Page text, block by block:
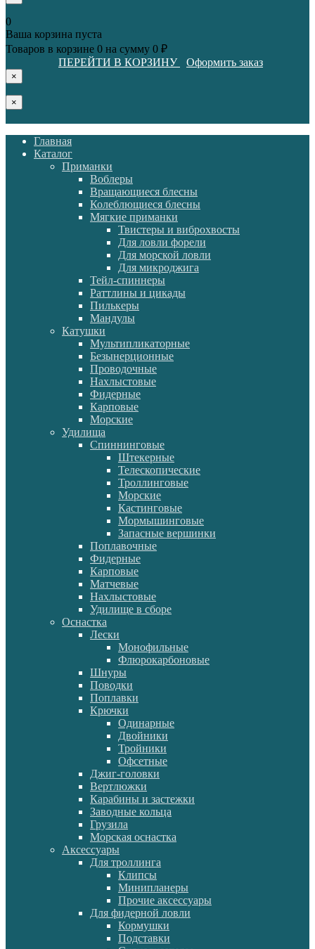
0
Ваша корзина пуста
Товаров в корзине 0 на сумму 0 ₽
ПЕРЕЙТИ В КОРЗИНУ
Оформить заказ
×
×
Главная
Каталог
Приманки
Воблеры
Вращающиеся блесны
Колеблющиеся блесны
Мягкие приманки
Твистеры и виброхвосты
Для ловли форели
Для морской ловли
Для микроджига
Тейл-спиннеры
Раттлины и цикады
Пилькеры
Мандулы
Катушки
Мультипликаторные
Безынерционные
Проводочные
Нахлыстовые
Фидерные
Карповые
Морские
Удилища
Спиннинговые
Штекерные
Телескопические
Троллинговые
Морские
Кастинговые
Мормышинговые
Запасные вершинки
Поплавочные
Фидерные
Карповые
Матчевые
Нахлыстовые
Удилище в сборе
Оснастка
Лески
Монофильные
Флюрокарбоновые
Шнуры
Поводки
Поплавки
Крючки
Одинарные
Двойники
Тройники
Офсетные
Джиг-головки
Вертлюжки
Карабины и застежки
Заводные кольца
Грузила
Морская оснастка
Аксессуары
Для троллинга
Клипсы
Минипланеры
Прочие аксессуары
Для фидерной ловли
Кормушки
Подставки